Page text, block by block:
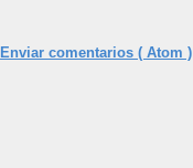
Enviar comentarios ( Atom )